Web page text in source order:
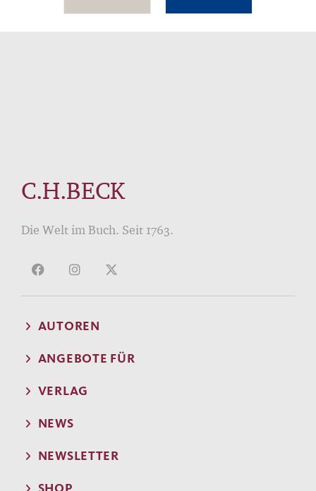
C.H.BECK
Die Welt im Buch. Seit 1763.
AUTOREN
ANGEBOTE FÜR
VERLAG
NEWS
NEWSLETTER